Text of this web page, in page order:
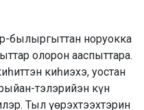
былыргыттан норуокка
олорон ааспыттара.
киһиэхэ, уостан
тэлэрийэн күн
Тыл үөрэхтээхтэрин